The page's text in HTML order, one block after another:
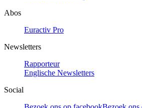
Abos
Euractiv Pro
Newsletters
Rapporteur
Englische Newsletters
Social